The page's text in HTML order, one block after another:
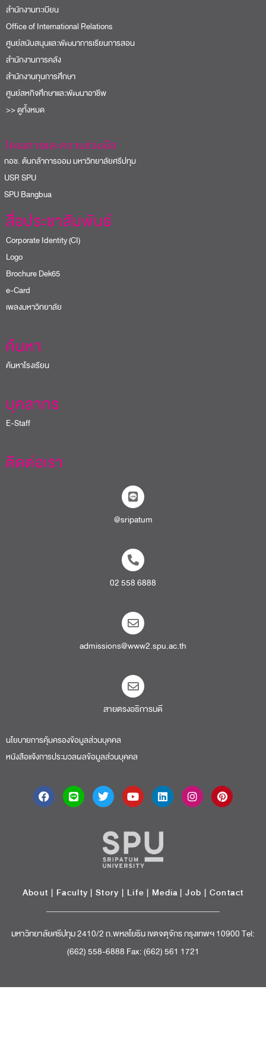
สำนักงานทะเบียน
Office of International Relations
ศูนย์สนับสนุนและพัฒนาการเรียนการสอน
สำนักงานการคลัง
สำนักงานทุนการศึกษา
ศูนย์สหกิจศึกษาและพัฒนาอาชีพ
>> ดูทั้งหมด
โครงการและความร่วมมือ
ช. ต้นกล้าการออม มหาวิทยาลัยศรีปทุม
SPU
Bangbua
สื่อประชาสัมพันธ์
Corporate Identity (CI)
Logo
Brochure Dek65
e-Card
เพลงมหาวิทยาลัย
ค้นหา
ค้นหาโรงเรียน
บุคลากร
E-Staff
ติดต่อเรา
@sripatum
02 558 6888
admissions@www2.spu.ac.th
สายตรงอธิการบดี​
นโยบายการคุ้มครองข้อมูลส่วนบุคคล
หนังสือแจ้งการประมวลผลข้อมูลส่วนบุคคล
About | Faculty | Story | Life | Media |Job | Contact
มหาวิทยาลัยศรีปทุม 2410/2 ถ.พหลโยธิน เขตจตุจักร กรุงเทพฯ 10900 Tel:
(662) 558-6888 Fax: (662) 561 1721